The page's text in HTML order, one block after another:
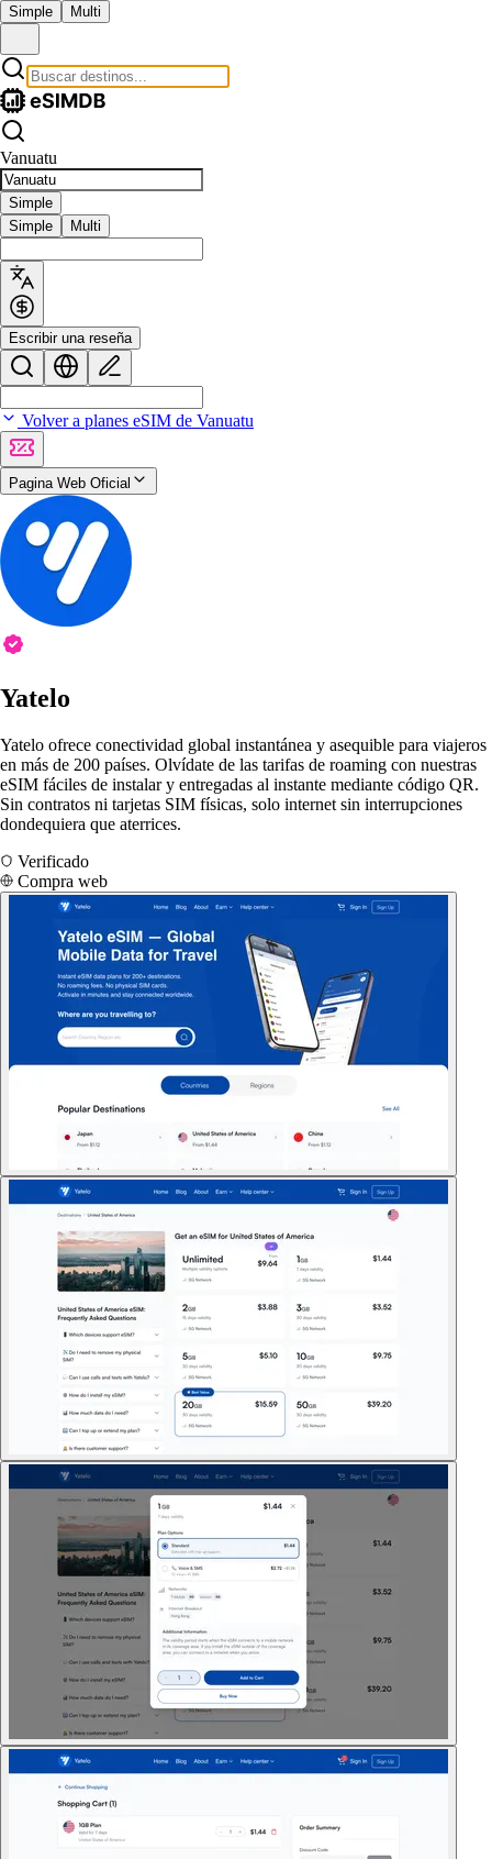
Simple Multi
Vanuatu
Simple
Simple
Multi
Escribir una reseña
Volver a planes eSIM de Vanuatu
Pagina Web Oficial
Yatelo
Yatelo ofrece conectividad global instantánea y asequible para viajeros
en más de 200 países. Olvídate de las tarifas de roaming con nuestras
eSIM fáciles de instalar y entregadas al instante mediante código QR.
Sin contratos ni tarjetas SIM físicas, solo internet sin interrupciones
dondequiera que aterrices.
Verificado
Compra web